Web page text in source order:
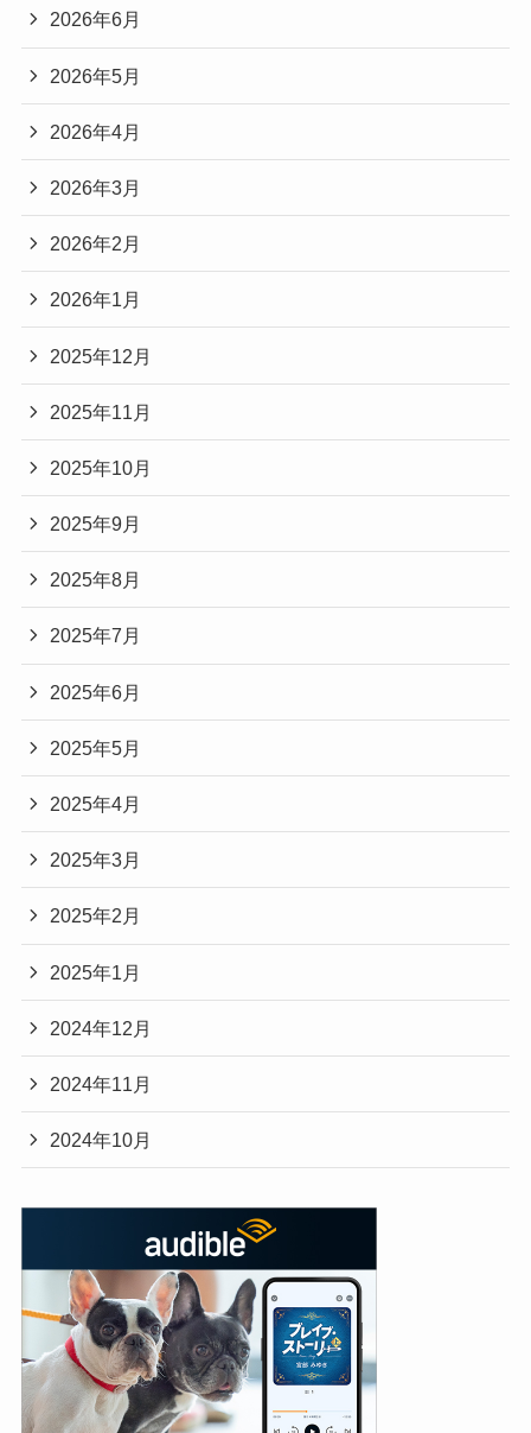
2026年6月
2026年5月
2026年4月
2026年3月
2026年2月
2026年1月
2025年12月
2025年11月
2025年10月
2025年9月
2025年8月
2025年7月
2025年6月
2025年5月
2025年4月
2025年3月
2025年2月
2025年1月
2024年12月
2024年11月
2024年10月